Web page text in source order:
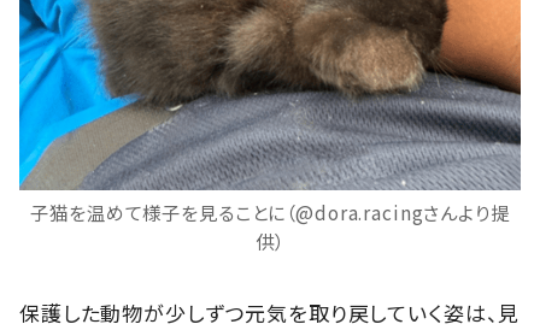
子猫を温めて様子を見ることに（@dora.racingさんより提
供）
保護した動物が少しずつ元気を取り戻していく姿は、見